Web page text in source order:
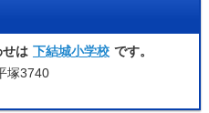
せは 下結城小学校 です。
塚3740